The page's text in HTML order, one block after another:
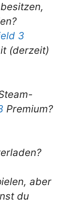
besitzen,
3
(derzeit)
Premium?
aber
du